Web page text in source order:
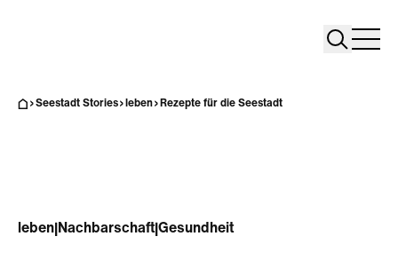
Search
Seestadt Stories leben Rezepte für die Seestadt
leben Nachbarschaft|Gesundheit